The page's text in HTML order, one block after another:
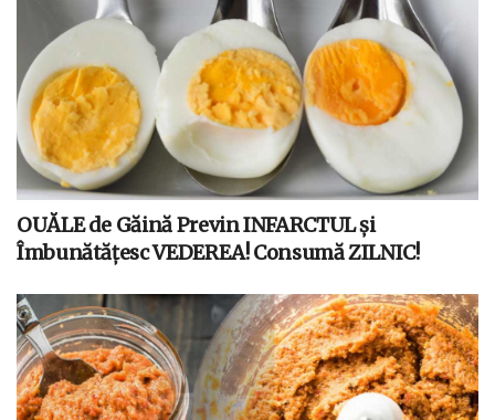
OUĂLE de Găină Previn INFARCTUL și
Îmbunătățesc VEDEREA! Consumă ZILNIC!